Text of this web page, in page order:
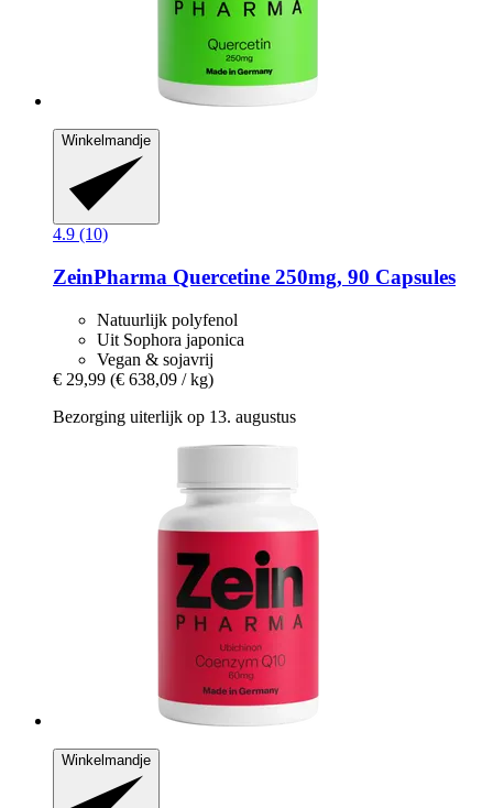
Winkelmandje
4.9 (10)
ZeinPharma Quercetine 250mg, 90 Capsules
Natuurlijk polyfenol
Uit Sophora japonica
Vegan & sojavrij
€ 29,99 (€ 638,09 / kg)
Bezorging uiterlijk op 13. augustus
Winkelmandje